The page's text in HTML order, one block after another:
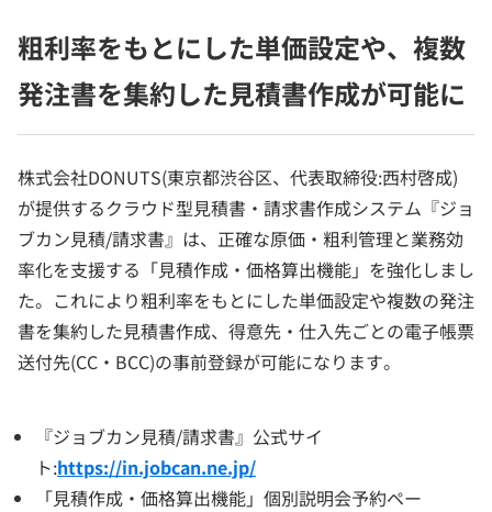
粗利率をもとにした単価設定や、複数
発注書を集約した見積書作成が可能に
株式会社DONUTS(東京都渋谷区、代表取締役:西村啓成)
が提供するクラウド型見積書・請求書作成システム『ジョ
ブカン見積/請求書』は、正確な原価・粗利管理と業務効
率化を支援する「見積作成・価格算出機能」を強化しまし
た。これにより粗利率をもとにした単価設定や複数の発注
書を集約した見積書作成、得意先・仕入先ごとの電子帳票
送付先(CC・BCC)の事前登録が可能になります。
『ジョブカン見積/請求書』公式サイ
ト:https://in.jobcan.ne.jp/
「見積作成・価格算出機能」個別説明会予約ペー